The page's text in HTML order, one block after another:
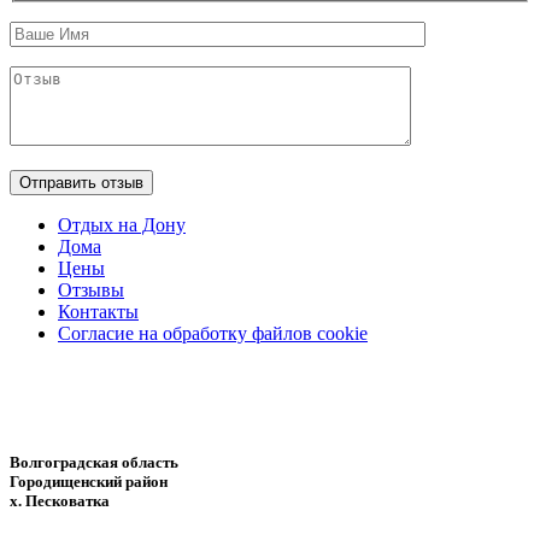
Отдых на Дону
Дома
Цены
Отзывы
Контакты
Согласие на обработку файлов cookie
Волгоградская область
Городищенский район
х. Песковатка